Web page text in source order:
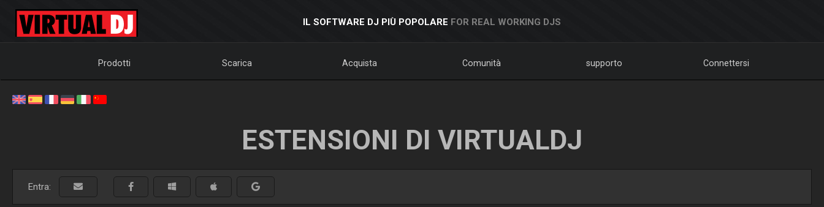
IL SOFTWARE DJ PIÙ POPOLARE FOR REAL WORKING DJS
Prodotti Scarica Acquista Comunità supporto Connettersi
ESTENSIONI DI VIRTUALDJ
Entra: